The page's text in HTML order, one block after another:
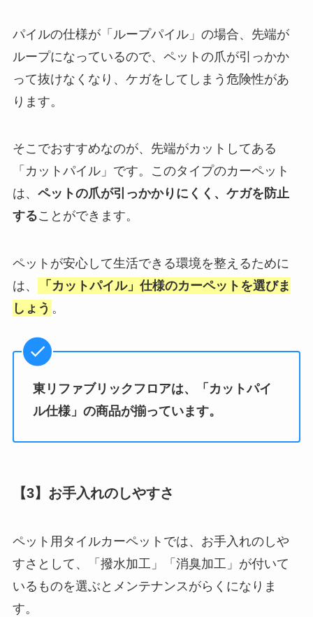
パイルの仕様が「ループパイル」の場合、先端が
ループになっているので、ペットの爪が引っかか
って抜けなくなり、ケガをしてしまう危険性があ
ります。
そこでおすすめなのが、先端がカットしてある
「カットパイル」です。このタイプのカーペット
は、 ペットの爪が引っかかりにくく、ケガを防止
することができます。
ペットが安心して生活できる環境を整えるために
は、
「カットパイル」仕様のカーペットを選びま
しょう 。
東リファブリックフロアは、「カットパイ
ル仕様」の商品が揃っています。
【3】お手入れのしやすさ
ペット用タイルカーペットでは、お手入れのしや
すさとして、「撥水加工」「消臭加工」が付いて
いるものを選ぶとメンテナンスがらくになりま
す。